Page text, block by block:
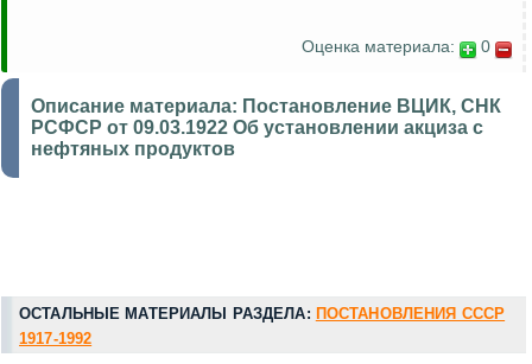
Оценка материала: 0
Описание материала: Постановление ВЦИК, СНК
РСФСР от 09.03.1922 Об установлении акциза с
нефтяных продуктов
ОСТАЛЬНЫЕ МАТЕРИАЛЫ РАЗДЕЛА: ПОСТАНОВЛЕНИЯ СССР
1917-1992